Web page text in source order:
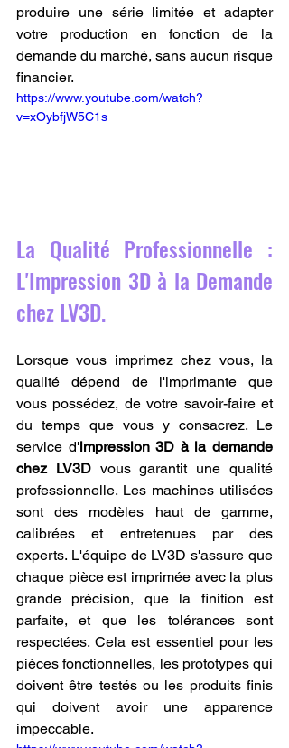
produire une série limitée et adapter
votre production en fonction de la
demande du marché, sans aucun risque
financier.
https://www.youtube.com/watch?
v=xOybfjW5C1s
La Qualité Professionnelle :
L'Impression 3D à la Demande
chez LV3D.
Lorsque vous imprimez chez vous, la
qualité dépend de l'imprimante que
vous possédez, de votre savoir-faire et
du temps que vous y consacrez. Le
service d'impression 3D à la demande
chez LV3D vous garantit une qualité
professionnelle. Les machines utilisées
sont des modèles haut de gamme,
calibrées et entretenues par des
experts. L'équipe de LV3D s'assure que
chaque pièce est imprimée avec la plus
grande précision, que la finition est
parfaite, et que les tolérances sont
respectées. Cela est essentiel pour les
pièces fonctionnelles, les prototypes qui
doivent être testés ou les produits finis
qui doivent avoir une apparence
impeccable.